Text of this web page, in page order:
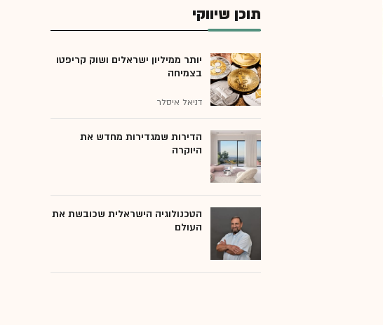
תוכן שיווקי
יותר ממיליון ישראלים ושוק קריפטו
בצמיחה
דניאל איסלר
הדירות שמגדירות מחדש את
היוקרה
הטכנולוגיה הישראלית שכובשת את
העולם